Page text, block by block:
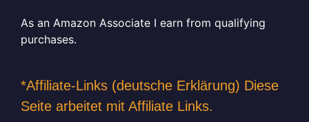
As an Amazon Associate I earn from qualifying
purchases.
*Affiliate-Links (deutsche Erklärung) Diese
Seite arbeitet mit Affiliate Links.